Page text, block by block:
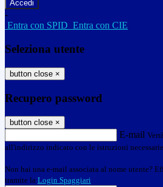
-
Entra con SPID Entra con CIE
Seleziona utente
button close ×
Recupero password
button close ×
E-mail
all'indirizzo indicato con le istruzioni
Non hai una e-mail associata al nome utente?
tramite la Login Spaggiari